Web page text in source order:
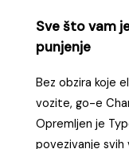
Sve što vam
punjenje
Bez obzira koje
vozite, go-e
Opremljen je
povezivanje svih